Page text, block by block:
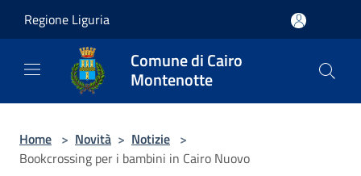
Regione Liguria
Comune di Cairo
Montenotte
Home > Novità > Notizie >
Bookcrossing per i bambini in Cairo Nuovo